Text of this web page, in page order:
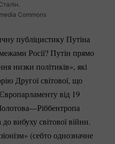
Commons
публіцистику Путіна
Росії? Путін прямо
низки політиків», які
Другої світової, що
від 19
вибуху світової війни.
(себто однозначне